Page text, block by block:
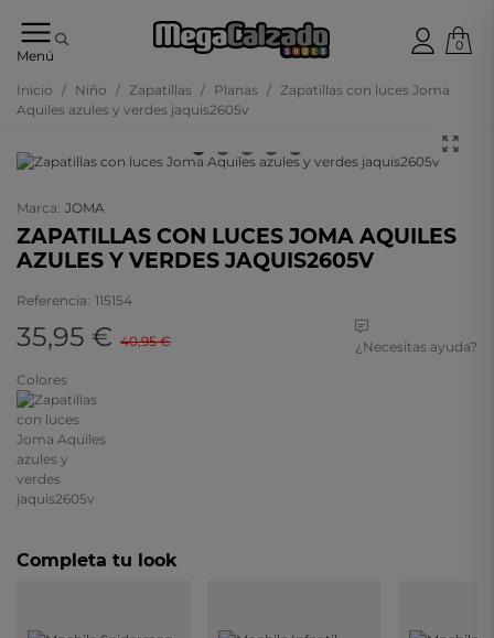
Menú
online
0
Inicio / Niño / Zapatillas / Planas / Zapatillas con luces Joma
Aquiles azules y verdes jaquis2605v
Marca: JOMA
ZAPATILLAS CON LUCES JOMA AQUILES
AZULES Y VERDES JAQUIS2605V
Referencia: 115154
35,95 € 40,95 €
¿Necesitas ayuda?
Colores
Completa tu look